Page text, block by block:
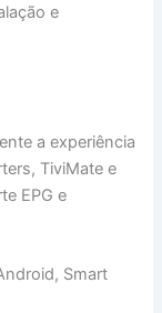
e
a experiência
TiviMate e
EPG e
Smart